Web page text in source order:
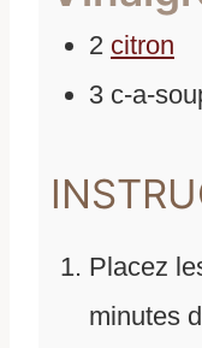
2 citron
3 c-a-
Placez
minutes